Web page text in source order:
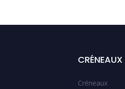
CRÉNEAUX
Créneaux